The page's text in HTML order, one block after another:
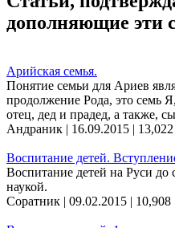
дополняющие эти
Арийская семья.
Понятие семьи для Ариев
продолжение Рода, это семь
отец, дед и прадед, а также,
Андраник | 16.09.2015 | 13,022
Воспитание детей.
Воспитание детей на Руси до
наукой.
Соратник | 09.02.2015 | 10,908